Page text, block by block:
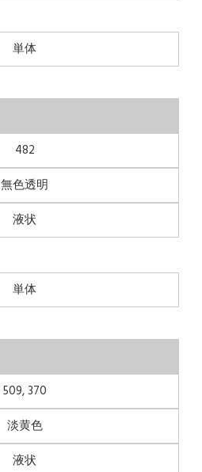
単体
482
無色透明
液状
単体
509, 370
淡黄色
液状